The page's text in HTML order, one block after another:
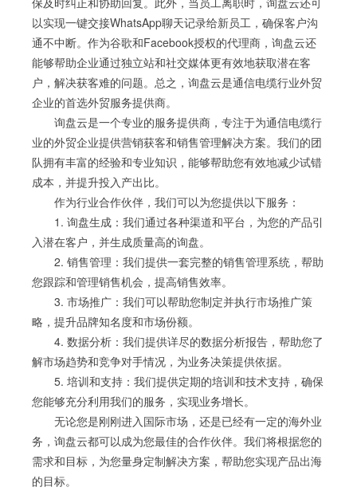
以实现一键交接WhatsApp聊天记录给新员工，确保客户沟
通不中断。作为谷歌和Facebook授权的代理商，询盘云还
能够帮助企业通过独立站和社交媒体更有效地获取潜在客
户，解决获客难的问题。总之，询盘云是通信电缆行业外贸
企业的首选外贸服务提供商。
询盘云是一个专业的服务提供商，专注于为通信电缆行
业的外贸企业提供营销获客和销售管理解决方案。我们的团
队拥有丰富的经验和专业知识，能够帮助您有效地减少试错
成本，并提升投入产出比。
作为行业合作伙伴，我们可以为您提供以下服务：
1. 询盘生成：我们通过各种渠道和平台，为您的产品引
入潜在客户，并生成质量高的询盘。
2. 销售管理：我们提供一套完整的销售管理系统，帮助
您跟踪和管理销售机会，提高销售效率。
3. 市场推广：我们可以帮助您制定并执行市场推广策
略，提升品牌知名度和市场份额。
4. 数据分析：我们提供详尽的数据分析报告，帮助您了
解市场趋势和竞争对手情况，为业务决策提供依据。
5. 培训和支持：我们提供定期的培训和技术支持，确保
您能够充分利用我们的服务，实现业务增长。
无论您是刚刚进入国际市场，还是已经有一定的海外业
务，询盘云都可以成为您最佳的合作伙伴。我们将根据您的
需求和目标，为您量身定制解决方案，帮助您实现产品出海
的目标。